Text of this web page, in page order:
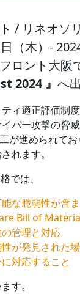
/ リネオソ
（木）-
ロント大阪
2024 』 へ
ィ適正評価制
バー攻撃の脅
が進められて
れます。
では、
な脆弱性が含
Bill of
管理と対応
が発見された
対応すること
す。